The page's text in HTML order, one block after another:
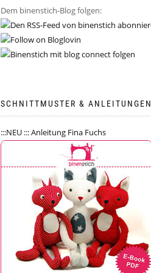
Dem binenstich-Blog folgen:
SCHNITTMUSTER & ANLEITUNGEN
:::NEU ::: Anleitung Fina Fuchs